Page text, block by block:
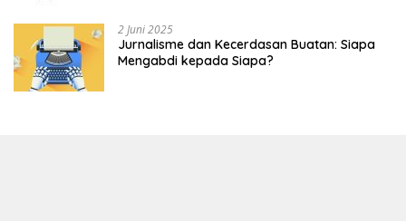
2 Juni 2025
Jurnalisme dan Kecerdasan Buatan: Siapa
Mengabdi kepada Siapa?